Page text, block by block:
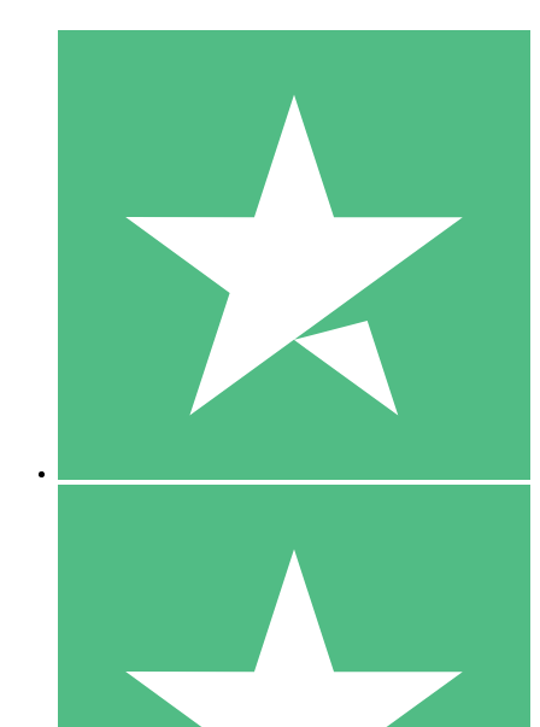
Packs de Crédits Individuels
Payez à l'utilisation avec des crédits de téléchargement. Sans
1 Téléchargement
10 00
10 Téléchargements
20 00